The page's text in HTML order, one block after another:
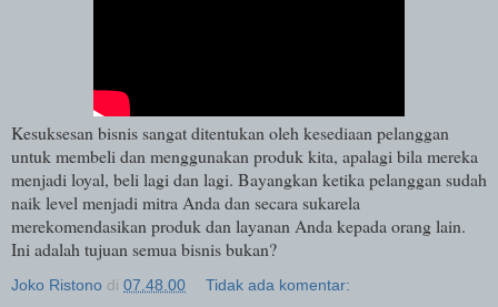
Kesuksesan bisnis sangat ditentukan oleh kesediaan pelanggan
untuk membeli dan menggunakan produk kita, apalagi bila mereka
menjadi loyal, beli lagi dan lagi. Bayangkan ketika pelanggan sudah
naik level menjadi mitra Anda dan secara sukarela
merekomendasikan produk dan layanan Anda kepada orang lain.
Ini adalah tujuan semua bisnis bukan?
Joko Ristono di 07.48.00 Tidak ada komentar: